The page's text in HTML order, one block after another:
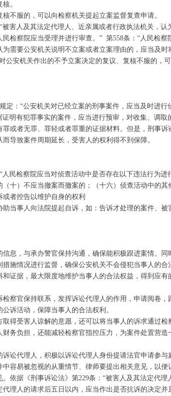
。
不服的，可以向检察机关提起立案监督复查申请。
害人及其法定代理人、近亲属或者行政执法机关，
检察院应当受理并进行审查。” 第558条：“人民检
需要公安机关说明不立案或者立案理由的，应当及
公安机关作出的不予立案决定的复议、复核不服的
定：“公安机关对已经立案的刑事案件，应当及时进
明有犯罪事实的案件，应当进行预审，对收集、调
或者无罪、罪轻或者罪重的证据材料。但是，刑事
导致案件周期延长，受害人的权利得不到保障。
民检察院应当对侦查活动中是否存在以下违法行为
十）不应当撤案而撤案的；（十六）侦查活动中的
者控告以维护自身的权利
当事人向法院提起自诉，如：告诉才处理的案件、被
息，与承办警官保持沟通，确保能积极跟进案情。
施情况进行监督，确保公安机关不会侵犯当事人的合
证据，最大限度地维护当事人的合法权益，得到应有
察官保持联系，发挥诉讼代理人的作用，申请阅卷
诉活动，保障当事人的合法权利。
得受害人谅解的意愿，还可以将当事人的诉求通过
务负担，还能减轻检察官指控压力，为案件处置营造
讼代理人，积极以诉讼代理人身份提请法官申请参
容易被忽视的从重情节、律师要提出相关意见，以便
依据《刑事诉讼法》第229条：“被害人及其法定代
理人的请求后五日以内，应当作出是否抗诉的决定并